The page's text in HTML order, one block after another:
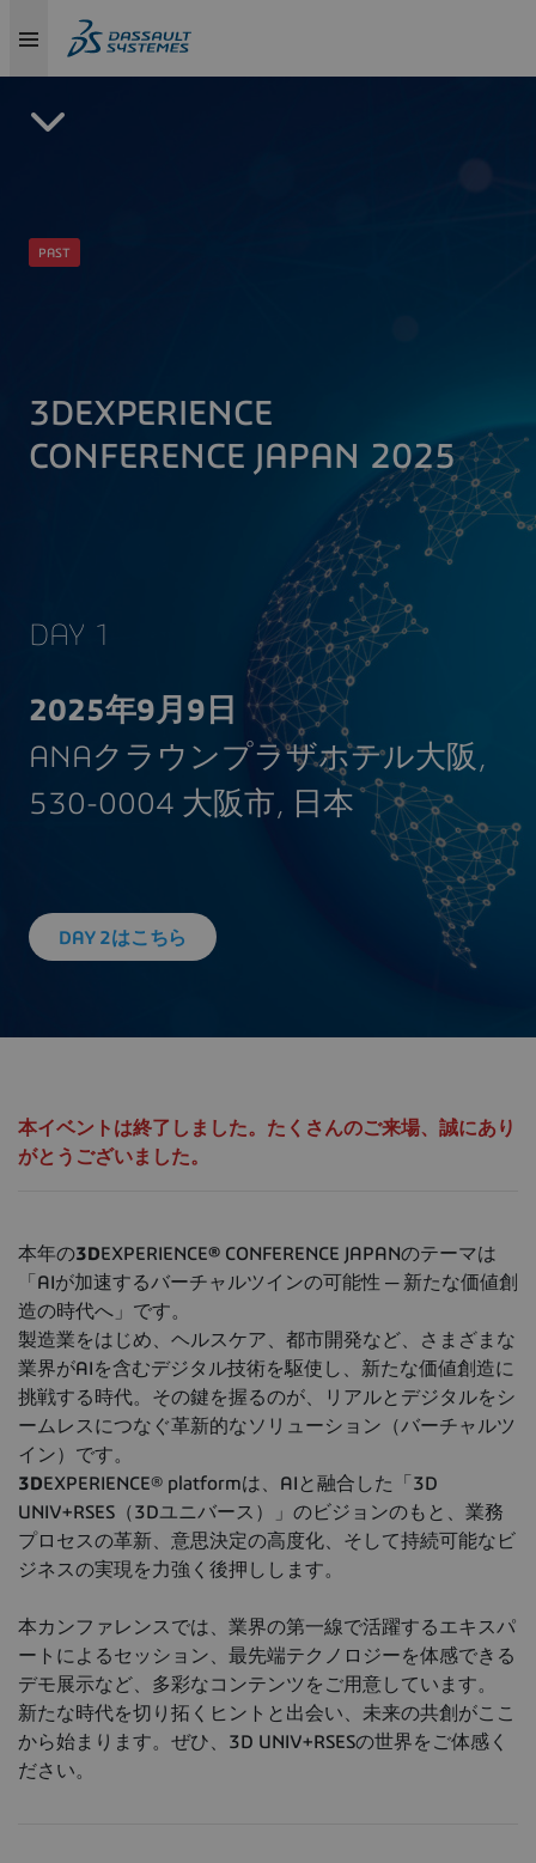
PAST
3DEXPERIENCE
CONFERENCE JAPAN 2025
DAY 1
2025年9月9日
ANAクラウンプラザホテル大阪,
530-0004 大阪市, 日本
DAY 2はこちら
本イベントは終了しました。たくさんのご来場、誠にあり
がとうございました。
本年の3DEXPERIENCE® CONFERENCE JAPANのテーマは
「AIが加速するバーチャルツインの可能性 ─ 新たな価値創
造の時代へ」です。
製造業をはじめ、ヘルスケア、都市開発など、さまざまな
業界がAIを含むデジタル技術を駆使し、新たな価値創造に
挑戦する時代。その鍵を握るのが、リアルとデジタルをシ
ームレスにつなぐ革新的なソリューション（バーチャルツ
イン）です。
3DEXPERIENCE® platformは、AIと融合した「3D
UNIV+RSES（3Dユニバース）」のビジョンのもと、業務
プロセスの革新、意思決定の高度化、そして持続可能なビ
ジネスの実現を力強く後押しします。
本カンファレンスでは、業界の第一線で活躍するエキスパ
ートによるセッション、最先端テクノロジーを体感できる
デモ展示など、多彩なコンテンツをご用意しています。
新たな時代を切り拓くヒントと出会い、未来の共創がここ
から始まります。ぜひ、3D UNIV+RSESの世界をご体感く
ださい。